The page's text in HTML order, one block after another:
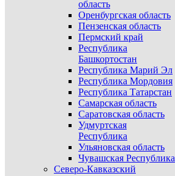
область
Оренбургская область
Пензенская область
Пермский край
Республика
Башкортостан
Республика Марий Эл
Республика Мордовия
Республика Татарстан
Самарская область
Саратовская область
Удмуртская
Республика
Ульяновская область
Чувашская Республика
Северо-Кавказский